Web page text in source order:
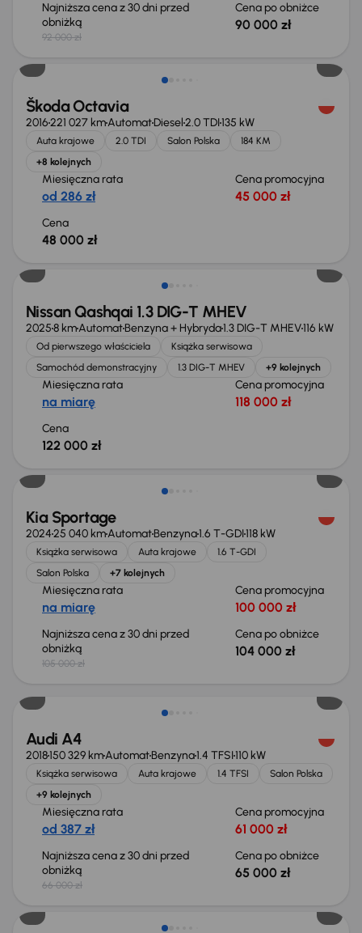
Najniższa cena z 30 dni przed
obniżką
92 000 zł
Cena po obniżce
90 000 zł
Škoda Octavia
2016221 027 kmAutomatDiesel2.0 TDI135 kW
Auta krajowe 2.0 TDI Salon Polska
184 KM
+8 kolejnych
Miesięczna rata
od 286 zł
Cena promocyjna
45 000 zł
Cena
48 000 zł
Od nowego taniej o 36 775 zł
Nissan Qashqai 1.3 DIG-T MHEV
20258 kmAutomatBenzyna + Hybryda1.3 DIG-T MHEV116 kW
Od pierwszego właściciela
Książka serwisowa
Samochód demonstracyjny
1.3 DIG-T MHEV +9 kolejnych
Miesięczna rata
na miarę
Cena promocyjna
118 000 zł
Cena
122 000 zł
Kia Sportage
202425 040 kmAutomatBenzyna1.6 T-GDI118 kW
Książka serwisowa Auta krajowe
1.6 T-GDI
Salon Polska
+7 kolejnych
Miesięczna rata
na miarę
Cena promocyjna
100 000 zł
Najniższa cena z 30 dni przed
obniżką
105 000 zł
Cena po obniżce
104 000 zł
Audi A4
2018150 329 kmAutomatBenzyna1.4 TFSI110 kW
Książka serwisowa Auta krajowe 1.4 TFSI
Salon Polska
+9 kolejnych
Miesięczna rata
od 387 zł
Cena promocyjna
61 000 zł
Najniższa cena z 30 dni przed
obniżką
66 000 zł
Cena po obniżce
65 000 zł